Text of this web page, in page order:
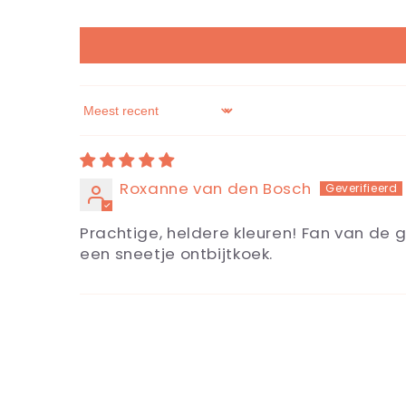
Sort by
Roxanne van den Bosch
Prachtige, heldere kleuren! Fan van
een sneetje ontbijtkoek.